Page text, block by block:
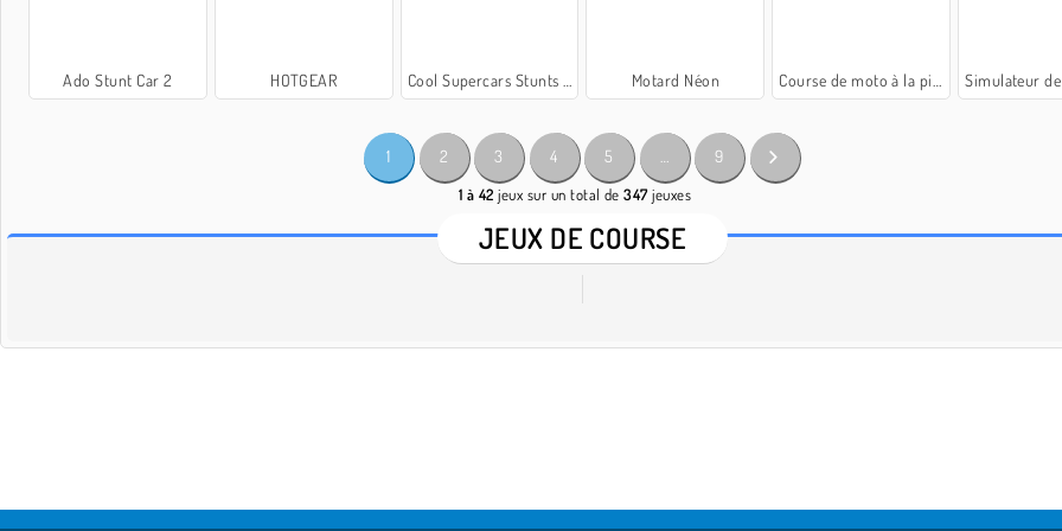
Ado Stunt Car 2 HOTGEAR Cool Supercars Stunts PvP Motard Néon Course de moto à la piscine Simulateur de
1 2 3 4 5 9
1 à 42 jeux sur un total de347jeuxes
JEUX DE COURSE